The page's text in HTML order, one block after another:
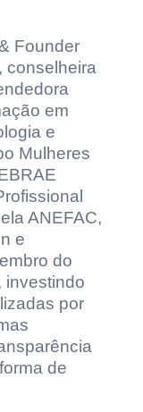
Founder
conselheira
em
e
Mulheres
ANEFAC,
e
do
investindo
por
de